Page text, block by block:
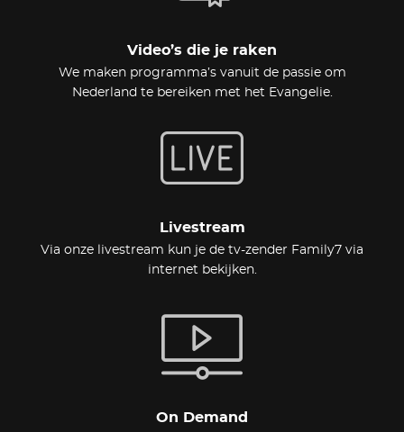
Video’s die je raken
We maken programma’s vanuit de passie om
Nederland te bereiken met het Evangelie.
Livestream
Via onze livestream kun je de tv-zender Family7 via
internet bekijken.
On Demand